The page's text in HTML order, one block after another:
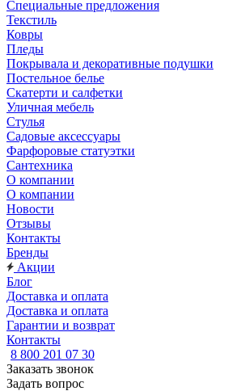
Специальные предложения
Текстиль
Ковры
Пледы
Покрывала и декоративные подушки
Постельное белье
Скатерти и салфетки
Уличная мебель
Стулья
Садовые аксессуары
Фарфоровые статуэтки
Сантехника
О компании
О компании
Новости
Отзывы
Контакты
Бренды
Акции
Блог
Доставка и оплата
Доставка и оплата
Гарантии и возврат
Контакты
8 800 201 07 30
Заказать звонок
Задать вопрос